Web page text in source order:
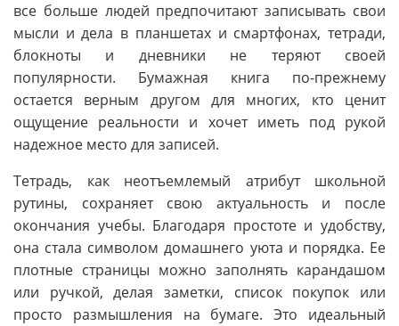
все больше людей предпочитают записывать свои
мысли и дела в планшетах и смартфонах, тетради,
блокноты и дневники не теряют своей
популярности. Бумажная книга по-прежнему
остается верным другом для многих, кто ценит
ощущение реальности и хочет иметь под рукой
надежное место для записей.
Тетрадь, как неотъемлемый атрибут школьной
рутины, сохраняет свою актуальность и после
окончания учебы. Благодаря простоте и удобству,
она стала символом домашнего уюта и порядка. Ее
плотные страницы можно заполнять карандашом
или ручкой, делая заметки, список покупок или
просто размышления на бумаге. Это идеальный